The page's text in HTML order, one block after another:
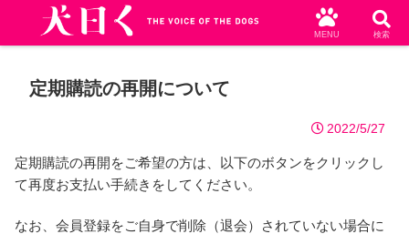
定期購読の再開について
2022/5/27
定期購読の再開をご希望の方は、以下のボタンをクリックし
て再度お支払い手続きをしてください。
なお、会員登録をご自身で削除（退会）されていない場合に
MENU 検索